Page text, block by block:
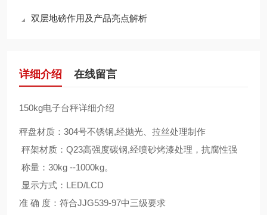
双层地磅作用及产品亮点解析
详细介绍 在线留言
150kg电子台秤详细介绍
秤盘材质：304号不锈钢,经抛光、拉丝处理制作
秤架材质：Q23高强度碳钢,经喷砂烤漆处理，抗腐性强
称量：30kg --1000kg。
显示方式：LED/LCD
准 确 度：符合JJG539-97中三级要求